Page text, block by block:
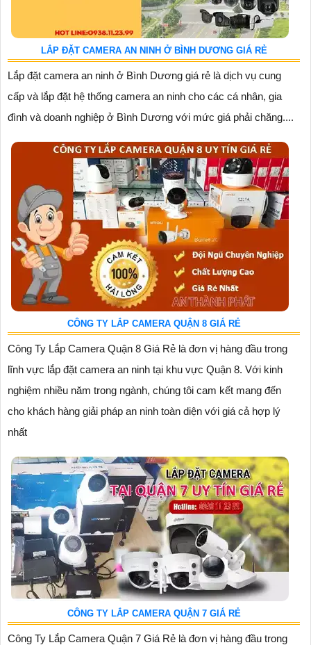
LẮP ĐẶT CAMERA AN NINH Ở BÌNH DƯƠNG GIÁ RẺ
Lắp đặt camera an ninh ở Bình Dương giá rẻ là dịch vụ cung
cấp và lắp đặt hệ thống camera an ninh cho các cá nhân, gia
đình và doanh nghiệp ở Bình Dương với mức giá phải chăng....
CÔNG TY LẮP CAMERA QUẬN 8 GIÁ RẺ
Công Ty Lắp Camera Quận 8 Giá Rẻ là đơn vị hàng đầu trong
lĩnh vực lắp đặt camera an ninh tại khu vực Quận 8. Với kinh
nghiệm nhiều năm trong ngành, chúng tôi cam kết mang đến
cho khách hàng giải pháp an ninh toàn diện với giá cả hợp lý
nhất
CÔNG TY LẮP CAMERA QUẬN 7 GIÁ RẺ
Công Ty Lắp Camera Quận 7 Giá Rẻ là đơn vị hàng đầu trong